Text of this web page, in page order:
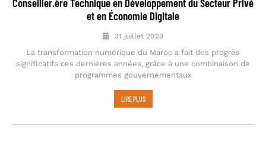
et en Économie Digitale
31 juillet 2023
La transformation numérique du Maroc a fait des progrès
significatifs ces dernières années, grâce à une combinaison de
programmes gouvernementaux
LIRE PLUS